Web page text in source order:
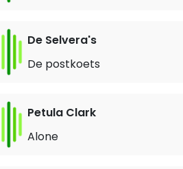
De Selvera's
De postkoets
Petula Clark
Alone